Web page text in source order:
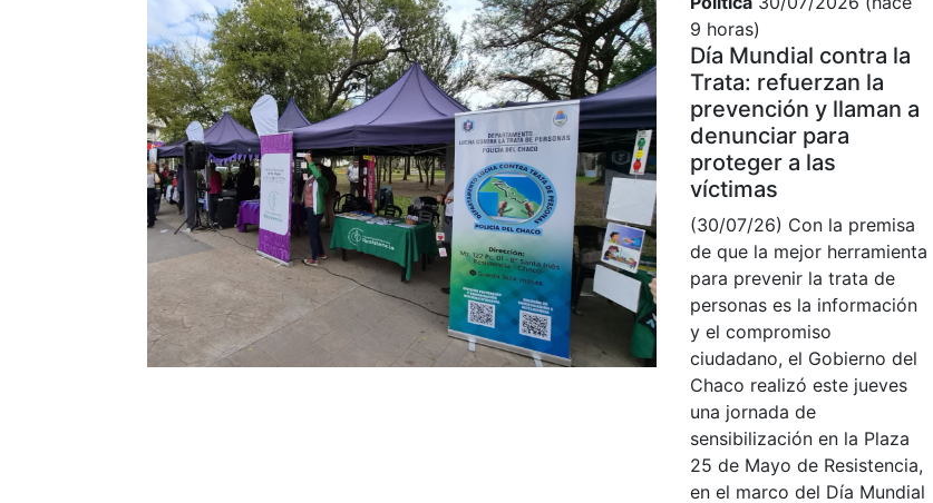
9 horas)
Día Mundial contra la
Trata: refuerzan la
prevención y llaman a
denunciar para
proteger a las
víctimas
(30/07/26) Con la premisa
de que la mejor herramienta
para prevenir la trata de
personas es la información
y el compromiso
ciudadano, el Gobierno del
Chaco realizó este jueves
una jornada de
sensibilización en la Plaza
25 de Mayo de Resistencia,
en el marco del Día Mundial